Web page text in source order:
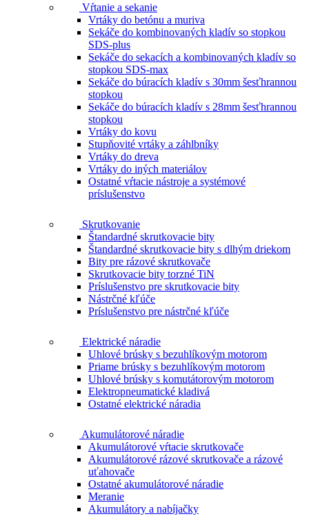
Vŕtanie a sekanie
Vrtáky do betónu a muriva
Sekáče do kombinovaných kladív so stopkou
SDS-plus
Sekáče do sekacích a kombinovaných kladív so
stopkou SDS-max
Sekáče do búracích kladív s 30mm šesťhrannou
stopkou
Sekáče do búracích kladív s 28mm šesťhrannou
stopkou
Vrtáky do kovu
Stupňovité vrtáky a záhlbníky
Vrtáky do dreva
Vrtáky do iných materiálov
Ostatné vŕtacie nástroje a systémové
príslušenstvo
Skrutkovanie
Štandardné skrutkovacie bity
Štandardné skrutkovacie bity s dlhým driekom
Bity pre rázové skrutkovače
Skrutkovacie bity torzné TiN
Príslušenstvo pre skrutkovacie bity
Nástrčné kľúče
Príslušenstvo pre nástrčné kľúče
Elektrické náradie
Uhlové brúsky s bezuhlíkovým motorom
Priame brúsky s bezuhlíkovým motorom
Uhlové brúsky s komutátorovým motorom
Elektropneumatické kladivá
Ostatné elektrické náradia
Akumulátorové náradie
Akumulátorové vŕtacie skrutkovače
Akumulátorové rázové skrutkovače a rázové
uťahovače
Ostatné akumulátorové náradie
Meranie
Akumulátory a nabíjačky